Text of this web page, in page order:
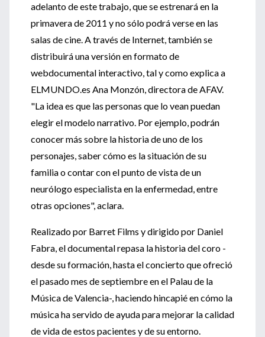
adelanto de este trabajo, que se estrenará en la
primavera de 2011 y no sólo podrá verse en las
salas de cine. A través de Internet, también se
distribuirá una versión en formato de
webdocumental interactivo, tal y como explica a
ELMUNDO.es Ana Monzón, directora de AFAV.
"La idea es que las personas que lo vean puedan
elegir el modelo narrativo. Por ejemplo, podrán
conocer más sobre la historia de uno de los
personajes, saber cómo es la situación de su
familia o contar con el punto de vista de un
neurólogo especialista en la enfermedad, entre
otras opciones", aclara.
Realizado por Barret Films y dirigido por Daniel
Fabra, el documental repasa la historia del coro -
desde su formación, hasta el concierto que ofreció
el pasado mes de septiembre en el Palau de la
Música de Valencia-, haciendo hincapié en cómo la
música ha servido de ayuda para mejorar la calidad
de vida de estos pacientes y de su entorno.